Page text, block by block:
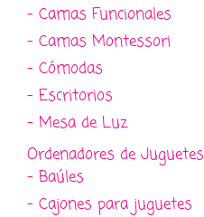
- Camas Funcionales
- Camas Montessori
- Cómodas
- Escritorios
- Mesa de Luz
Ordenadores de Juguetes
- Baúles
- Cajones para juguetes